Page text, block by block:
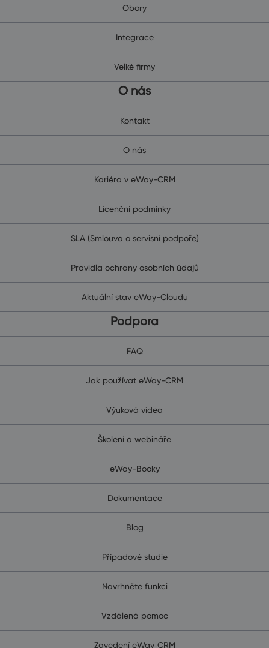
Obory
Integrace
Velké firmy
O nás
Kontakt
O nás
Kariéra v eWay-CRM
Licenční podmínky
SLA (Smlouva o servisní podpoře)
Pravidla ochrany osobních údajů
Aktuální stav eWay-Cloudu
Podpora
FAQ
Jak používat eWay-CRM
Výuková videa
Školení a webináře
eWay-Booky
Dokumentace
Blog
Případové studie
Navrhněte funkci
Vzdálená pomoc
Zavedení eWay‑CRM